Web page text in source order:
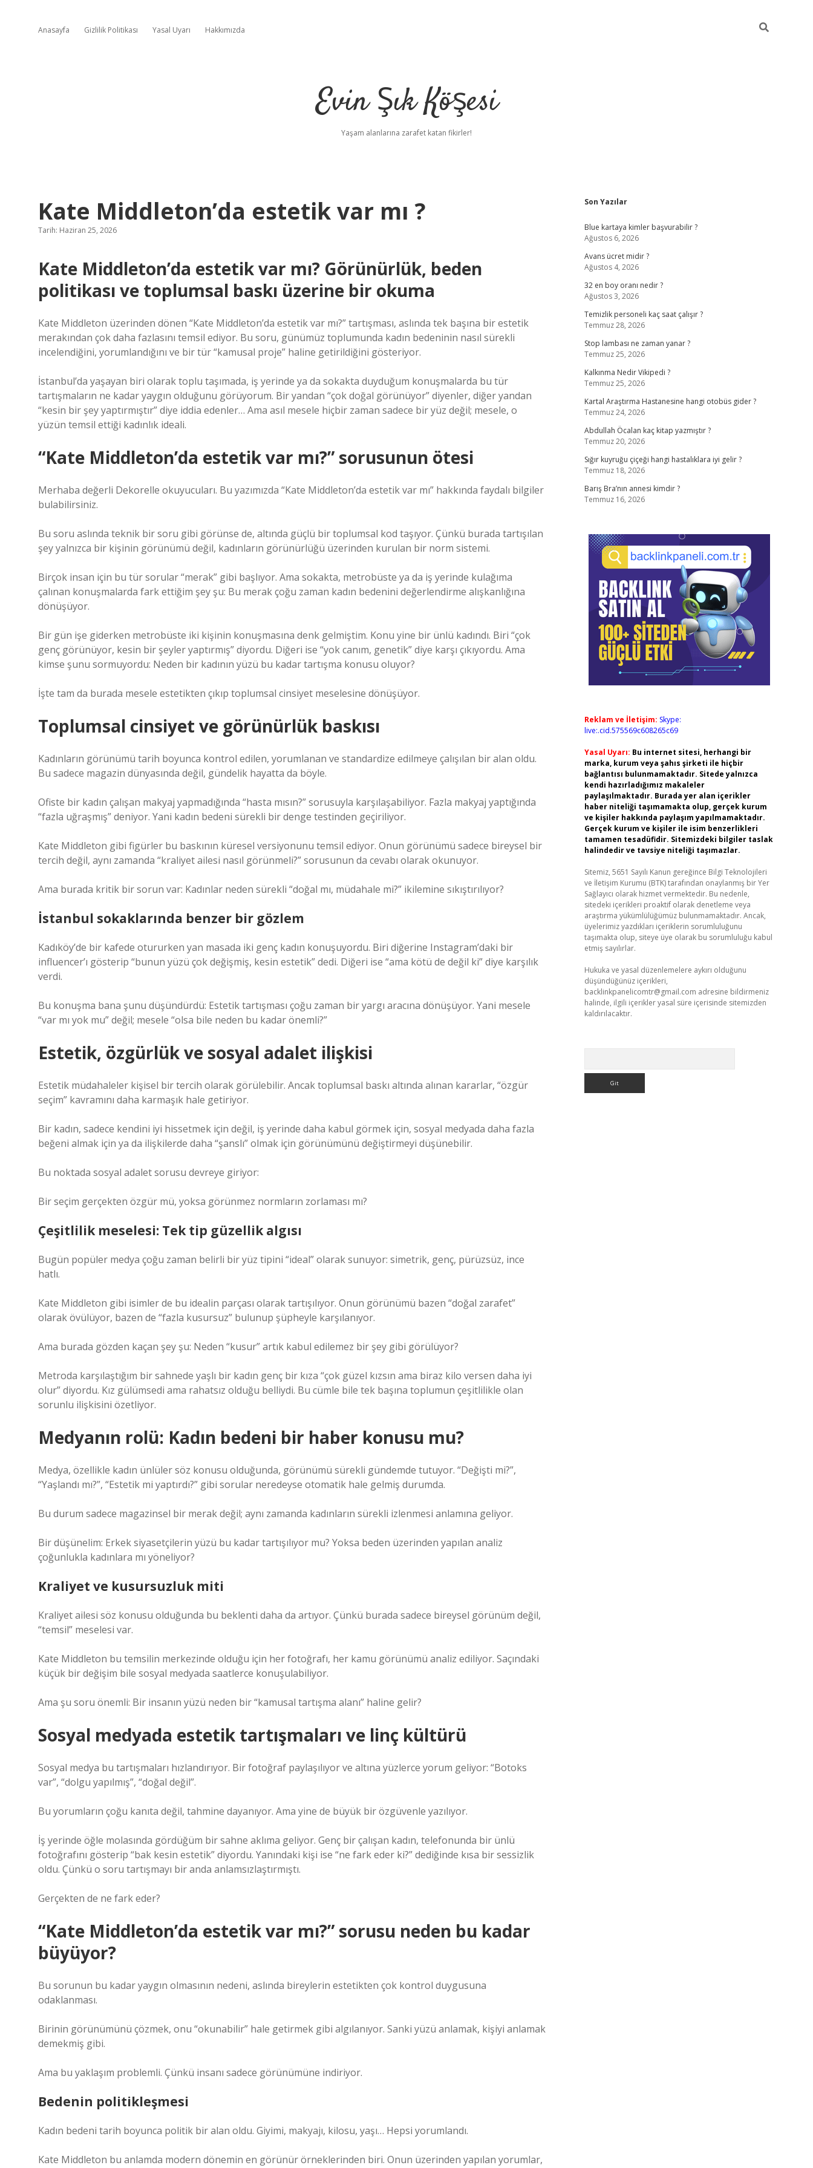
Anasayfa Gizlilik Politikası Yasal Uyarı Hakkımızda
Evin Şık Köşesi
Yaşam alanlarına zarafet katan fikirler!
Kate Middleton’da estetik var mı ?
Tarih: Haziran 25, 2026
Kate Middleton’da estetik var mı? Görünürlük, beden
politikası ve toplumsal baskı üzerine bir okuma
Kate Middleton üzerinden dönen “Kate Middleton’da estetik var mı?” tartışması, aslında tek başına bir estetik
merakından çok daha fazlasını temsil ediyor. Bu soru, günümüz toplumunda kadın bedeninin nasıl sürekli
incelendiğini, yorumlandığını ve bir tür “kamusal proje” haline getirildiğini gösteriyor.
İstanbul’da yaşayan biri olarak toplu taşımada, iş yerinde ya da sokakta duyduğum konuşmalarda bu tür
tartışmaların ne kadar yaygın olduğunu görüyorum. Bir yandan “çok doğal görünüyor” diyenler, diğer yandan
“kesin bir şey yaptırmıştır” diye iddia edenler… Ama asıl mesele hiçbir zaman sadece bir yüz değil; mesele, o
yüzün temsil ettiği kadınlık ideali.
“Kate Middleton’da estetik var mı?” sorusunun ötesi
Merhaba değerli Dekorelle okuyucuları. Bu yazımızda “Kate Middleton’da estetik var mı” hakkında faydalı bilgiler
bulabilirsiniz.
Bu soru aslında teknik bir soru gibi görünse de, altında güçlü bir toplumsal kod taşıyor. Çünkü burada tartışılan
şey yalnızca bir kişinin görünümü değil, kadınların görünürlüğü üzerinden kurulan bir norm sistemi.
Birçok insan için bu tür sorular “merak” gibi başlıyor. Ama sokakta, metrobüste ya da iş yerinde kulağıma
çalınan konuşmalarda fark ettiğim şey şu: Bu merak çoğu zaman kadın bedenini değerlendirme alışkanlığına
dönüşüyor.
Bir gün işe giderken metrobüste iki kişinin konuşmasına denk gelmiştim. Konu yine bir ünlü kadındı. Biri “çok
genç görünüyor, kesin bir şeyler yaptırmış” diyordu. Diğeri ise “yok canım, genetik” diye karşı çıkıyordu. Ama
kimse şunu sormuyordu: Neden bir kadının yüzü bu kadar tartışma konusu oluyor?
İşte tam da burada mesele estetikten çıkıp toplumsal cinsiyet meselesine dönüşüyor.
Toplumsal cinsiyet ve görünürlük baskısı
Kadınların görünümü tarih boyunca kontrol edilen, yorumlanan ve standardize edilmeye çalışılan bir alan oldu.
Bu sadece magazin dünyasında değil, gündelik hayatta da böyle.
Ofiste bir kadın çalışan makyaj yapmadığında “hasta mısın?” sorusuyla karşılaşabiliyor. Fazla makyaj yaptığında
“fazla uğraşmış” deniyor. Yani kadın bedeni sürekli bir denge testinden geçiriliyor.
Kate Middleton gibi figürler bu baskının küresel versiyonunu temsil ediyor. Onun görünümü sadece bireysel bir
tercih değil, aynı zamanda “kraliyet ailesi nasıl görünmeli?” sorusunun da cevabı olarak okunuyor.
Ama burada kritik bir sorun var: Kadınlar neden sürekli “doğal mı, müdahale mi?” ikilemine sıkıştırılıyor?
İstanbul sokaklarında benzer bir gözlem
Kadıköy’de bir kafede otururken yan masada iki genç kadın konuşuyordu. Biri diğerine Instagram’daki bir
influencer’ı gösterip “bunun yüzü çok değişmiş, kesin estetik” dedi. Diğeri ise “ama kötü de değil ki” diye karşılık
verdi.
Bu konuşma bana şunu düşündürdü: Estetik tartışması çoğu zaman bir yargı aracına dönüşüyor. Yani mesele
“var mı yok mu” değil; mesele “olsa bile neden bu kadar önemli?”
Estetik, özgürlük ve sosyal adalet ilişkisi
Estetik müdahaleler kişisel bir tercih olarak görülebilir. Ancak toplumsal baskı altında alınan kararlar, “özgür
seçim” kavramını daha karmaşık hale getiriyor.
Bir kadın, sadece kendini iyi hissetmek için değil, iş yerinde daha kabul görmek için, sosyal medyada daha fazla
beğeni almak için ya da ilişkilerde daha “şanslı” olmak için görünümünü değiştirmeyi düşünebilir.
Bu noktada sosyal adalet sorusu devreye giriyor:
Bir seçim gerçekten özgür mü, yoksa görünmez normların zorlaması mı?
Çeşitlilik meselesi: Tek tip güzellik algısı
Bugün popüler medya çoğu zaman belirli bir yüz tipini “ideal” olarak sunuyor: simetrik, genç, pürüzsüz, ince
hatlı.
Kate Middleton gibi isimler de bu idealin parçası olarak tartışılıyor. Onun görünümü bazen “doğal zarafet”
olarak övülüyor, bazen de “fazla kusursuz” bulunup şüpheyle karşılanıyor.
Ama burada gözden kaçan şey şu: Neden “kusur” artık kabul edilemez bir şey gibi görülüyor?
Metroda karşılaştığım bir sahnede yaşlı bir kadın genç bir kıza “çok güzel kızsın ama biraz kilo versen daha iyi
olur” diyordu. Kız gülümsedi ama rahatsız olduğu belliydi. Bu cümle bile tek başına toplumun çeşitlilikle olan
sorunlu ilişkisini özetliyor.
Medyanın rolü: Kadın bedeni bir haber konusu mu?
Medya, özellikle kadın ünlüler söz konusu olduğunda, görünümü sürekli gündemde tutuyor. “Değişti mi?”,
“Yaşlandı mı?”, “Estetik mi yaptırdı?” gibi sorular neredeyse otomatik hale gelmiş durumda.
Bu durum sadece magazinsel bir merak değil; aynı zamanda kadınların sürekli izlenmesi anlamına geliyor.
Bir düşünelim: Erkek siyasetçilerin yüzü bu kadar tartışılıyor mu? Yoksa beden üzerinden yapılan analiz
çoğunlukla kadınlara mı yöneliyor?
Kraliyet ve kusursuzluk miti
Kraliyet ailesi söz konusu olduğunda bu beklenti daha da artıyor. Çünkü burada sadece bireysel görünüm değil,
“temsil” meselesi var.
Kate Middleton bu temsilin merkezinde olduğu için her fotoğrafı, her kamu görünümü analiz ediliyor. Saçındaki
küçük bir değişim bile sosyal medyada saatlerce konuşulabiliyor.
Ama şu soru önemli: Bir insanın yüzü neden bir “kamusal tartışma alanı” haline gelir?
Sosyal medyada estetik tartışmaları ve linç kültürü
Sosyal medya bu tartışmaları hızlandırıyor. Bir fotoğraf paylaşılıyor ve altına yüzlerce yorum geliyor: “Botoks
var”, “dolgu yapılmış”, “doğal değil”.
Bu yorumların çoğu kanıta değil, tahmine dayanıyor. Ama yine de büyük bir özgüvenle yazılıyor.
İş yerinde öğle molasında gördüğüm bir sahne aklıma geliyor. Genç bir çalışan kadın, telefonunda bir ünlü
fotoğrafını gösterip “bak kesin estetik” diyordu. Yanındaki kişi ise “ne fark eder ki?” dediğinde kısa bir sessizlik
oldu. Çünkü o soru tartışmayı bir anda anlamsızlaştırmıştı.
Gerçekten de ne fark eder?
“Kate Middleton’da estetik var mı?” sorusu neden bu kadar
büyüyor?
Bu sorunun bu kadar yaygın olmasının nedeni, aslında bireylerin estetikten çok kontrol duygusuna
odaklanması.
Birinin görünümünü çözmek, onu “okunabilir” hale getirmek gibi algılanıyor. Sanki yüzü anlamak, kişiyi anlamak
demekmiş gibi.
Ama bu yaklaşım problemli. Çünkü insanı sadece görünümüne indiriyor.
Bedenin politikleşmesi
Kadın bedeni tarih boyunca politik bir alan oldu. Giyimi, makyajı, kilosu, yaşı… Hepsi yorumlandı.
Kate Middleton bu anlamda modern dönemin en görünür örneklerinden biri. Onun üzerinden yapılan yorumlar,
Sidebar
Son Yazılar
Blue kartaya kimler başvurabilir ?
Ağustos 6, 2026
Avans ücret midir ?
Ağustos 4, 2026
32 en boy oranı nedir ?
Ağustos 3, 2026
Temizlik personeli kaç saat çalışır ?
Temmuz 28, 2026
Stop lambası ne zaman yanar ?
Temmuz 25, 2026
Kalkınma Nedir Vikipedi ?
Temmuz 25, 2026
Kartal Araştırma Hastanesine hangi otobüs gider ?
Temmuz 24, 2026
Abdullah Öcalan kaç kitap yazmıştır ?
Temmuz 20, 2026
Sığır kuyruğu çiçeği hangi hastalıklara iyi gelir ?
Temmuz 18, 2026
Barış Bra’nın annesi kimdir ?
Temmuz 16, 2026
Reklam ve İletişim: Skype:
live:.cid.575569c608265c69
Yasal Uyarı: Bu internet sitesi, herhangi bir
marka, kurum veya şahıs şirketi ile hiçbir
bağlantısı bulunmamaktadır. Sitede yalnızca
kendi hazırladığımız makaleler
paylaşılmaktadır. Burada yer alan içerikler
haber niteliği taşımamakta olup, gerçek kurum
ve kişiler hakkında paylaşım yapılmamaktadır.
Gerçek kurum ve kişiler ile isim benzerlikleri
tamamen tesadüfidir. Sitemizdeki bilgiler taslak
halindedir ve tavsiye niteliği taşımazlar.
Sitemiz, 5651 Sayılı Kanun gereğince Bilgi Teknolojileri
ve İletişim Kurumu (BTK) tarafından onaylanmış bir Yer
Sağlayıcı olarak hizmet vermektedir. Bu nedenle,
sitedeki içerikleri proaktif olarak denetleme veya
araştırma yükümlülüğümüz bulunmamaktadır. Ancak,
üyelerimiz yazdıkları içeriklerin sorumluluğunu
taşımakta olup, siteye üye olarak bu sorumluluğu kabul
etmiş sayılırlar.
Hukuka ve yasal düzenlemelere aykırı olduğunu
düşündüğünüz içerikleri,
backlinkpanelicomtr@gmail.com adresine bildirmeniz
halinde, ilgili içerikler yasal süre içerisinde sitemizden
kaldırılacaktır.